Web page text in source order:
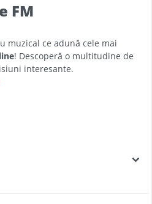
FM
muzical ce adună cele mai
! Descoperă o multitudine de
interesante.